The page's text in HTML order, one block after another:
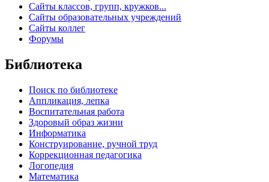
Сайты классов, групп, кружков...
Сайты образовательных учреждений
Сайты коллег
Форумы
Библиотека
Поиск по библиотеке
Аппликация, лепка
Воспитательная работа
Здоровый образ жизни
Информатика
Конструирование, ручной труд
Коррекционная педагогика
Логопедия
Математика